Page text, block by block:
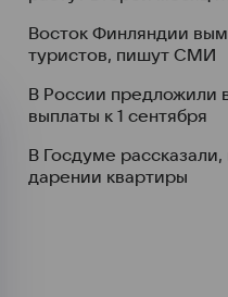
Восток Финляндии
туристов, пишут СМИ
В России предложили
выплаты к 1 сентября
В Госдуме рассказали,
дарении квартиры